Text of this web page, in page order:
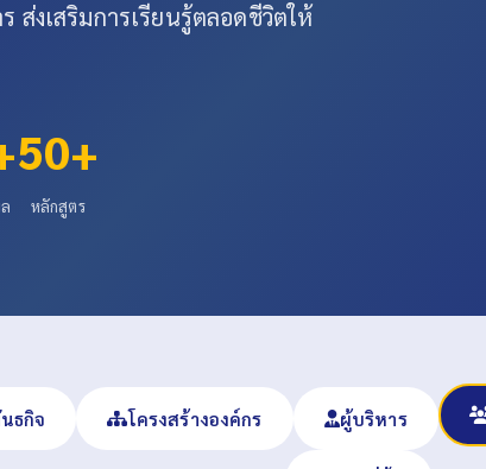
ส่งเสริมการเรียนรู้ตลอดชีวิตให้
50+
หลักสูตร
ธกิจ โครงสร้างองค์กร ผู้บริหาร